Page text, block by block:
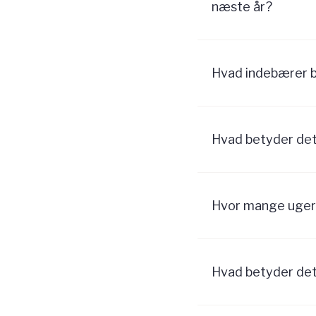
næste år?
Hvad indebærer
Hvad betyder
Hvor mange
Hvad betyder